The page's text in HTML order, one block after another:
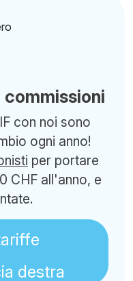
commissioni
con noi sono
ogni anno!
per portare
CHF all'anno, e